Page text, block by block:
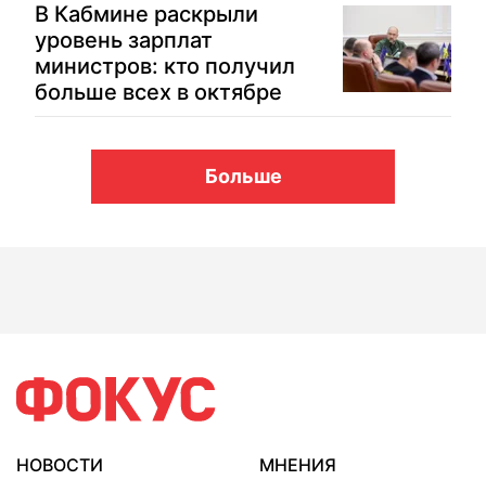
В Кабмине раскрыли
уровень зарплат
министров: кто получил
больше всех в октябре
Больше
НОВОСТИ
МНЕНИЯ